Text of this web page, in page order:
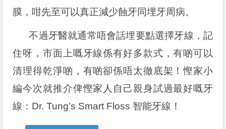
膜，咁先至可以真正減少蝕牙同埋牙周病。
不過牙醫就通常唔會話埋要點選擇牙線，記
住呀，市面上嘅牙線係有好多款式，有啲可以
清理得乾淨啲，有啲卻係唔太徹底架！慳家小
編今次就推介俾慳家人自己親身試過最好嘅牙
線：Dr. Tung’s Smart Floss 智能牙線！